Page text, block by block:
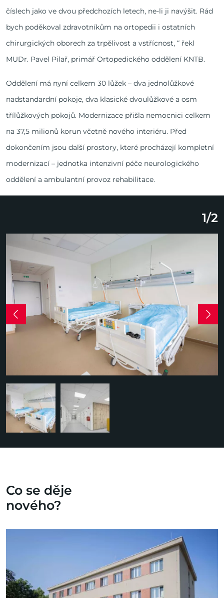
číslech jako ve dvou předchozích letech, ne-li ji navýšit. Rád
bych poděkoval zdravotníkům na ortopedii i ostatních
chirurgických oborech za trpělivost a vstřícnost, “ řekl
MUDr. Pavel Pilař, primář Ortopedického oddělení KNTB.
Oddělení má nyní celkem 30 lůžek – dva jednolůžkové
nadstandardní pokoje, dva klasické dvoulůžkové a osm
třílůžkových pokojů. Modernizace přišla nemocnici celkem
na 37,5 milionů korun včetně nového interiéru. Před
dokončením jsou další prostory, které procházejí kompletní
modernizací – jednotka intenzivní péče neurologického
oddělení a ambulantní provoz rehabilitace.
1/2
Co se děje
nového?